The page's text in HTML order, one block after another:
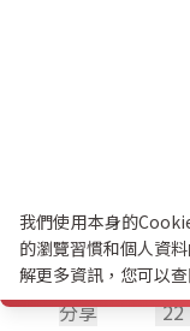
分享 22
我們使用本身的
的瀏覽習慣和個人資
解更多資訊，您可以